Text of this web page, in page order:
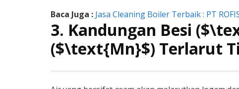
Baca Juga : Jasa Cleaning Boiler Terbaik : PT ROFIS
3. Kandungan Besi
($\text{Mn}$) Terlarut